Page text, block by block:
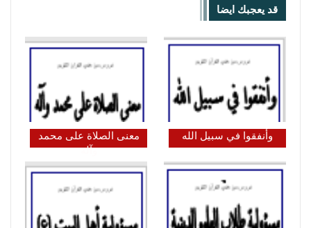
قد يعجبك ايضا
وأنفقوا في سبيل الله
معنى الصلاة على محمد
وآله